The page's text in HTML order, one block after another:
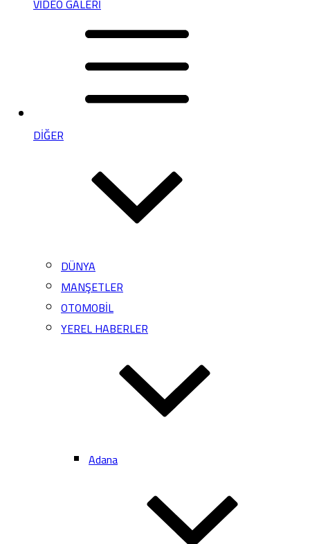
VİDEO GALERİ
DİĞER
DÜNYA
MANŞETLER
OTOMOBİL
YEREL HABERLER
Adana